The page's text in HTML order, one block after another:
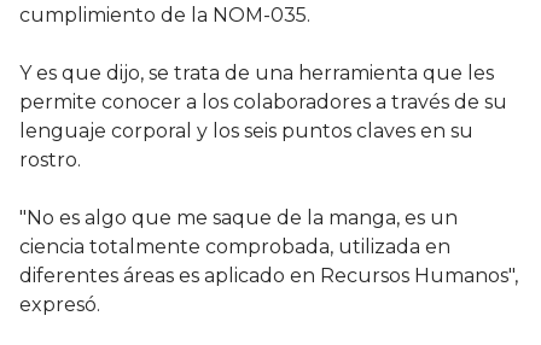
cumplimiento de la NOM-035.
Y es que dijo, se trata de una herramienta que les
permite conocer a los colaboradores a través de su
lenguaje corporal y los seis puntos claves en su
rostro.
"No es algo que me saque de la manga, es un
ciencia totalmente comprobada, utilizada en
diferentes áreas es aplicado en Recursos Humanos",
expresó.